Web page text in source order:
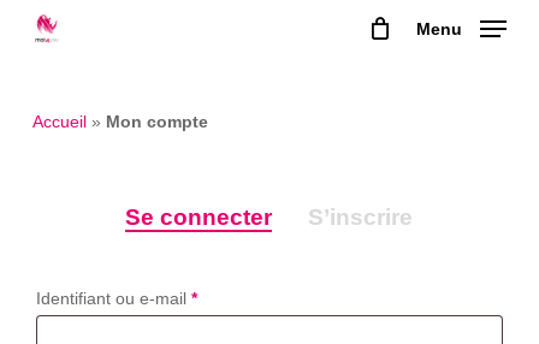
Menu
Accueil» Mon compte
Se connecter S’inscrire
Identifiant ou e-mail *Obligatoire